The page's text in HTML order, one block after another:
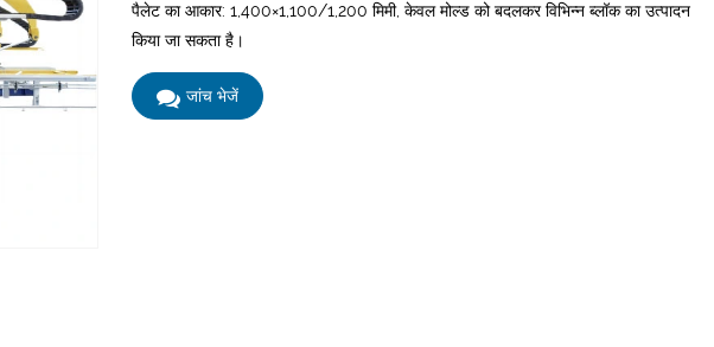
पैलेट का आकार: 1,400×1,100/1,200 मिमी, केवल मोल्ड को बदलकर विभिन्न ब्लॉक का उत्पादन
किया जा सकता है।
जांच भेजें